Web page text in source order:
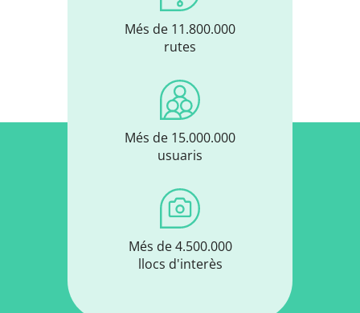
Més de 11.800.000
rutes
Més de 15.000.000
usuaris
Més de 4.500.000
llocs d'interès